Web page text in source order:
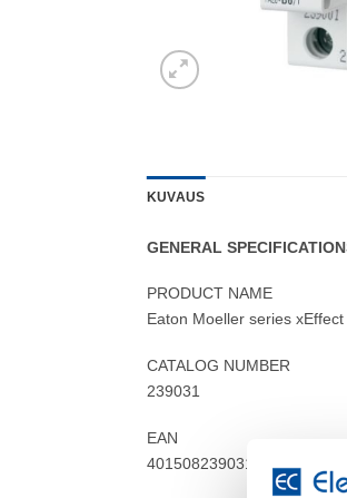
KUVAUS
GENERAL
PRODUCT NAME
Eaton Moeller series
CATALOG NUMBER
239031
EAN
4015082390310